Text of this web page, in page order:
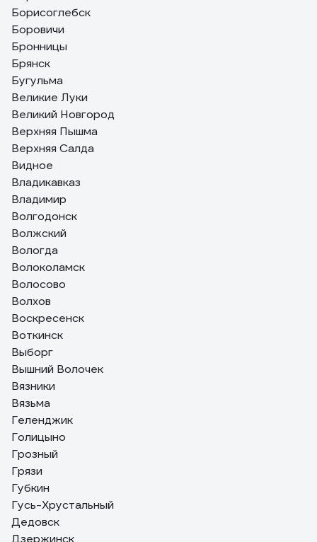
Борисоглебск
Боровичи
Бронницы
Брянск
Бугульма
Великие Луки
Великий Новгород
Верхняя Пышма
Верхняя Салда
Видное
Владикавказ
Владимир
Волгодонск
Волжский
Вологда
Волоколамск
Волосово
Волхов
Воскресенск
Воткинск
Выборг
Вышний Волочек
Вязники
Вязьма
Геленджик
Голицыно
Грозный
Грязи
Губкин
Гусь-Хрустальный
Дедовск
Дзержинск